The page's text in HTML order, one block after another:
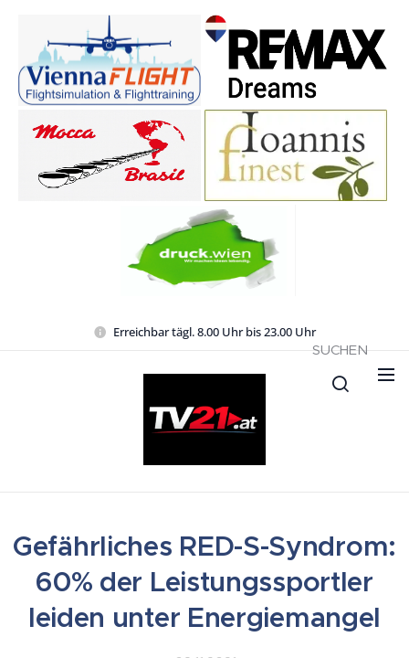
Erreichbar tägl. 8.00 Uhr bis 23.00 Uhr
SUCHEN
Gefährliches RED-S-Syndrom:
60% der Leistungssportler
leiden unter Energiemangel